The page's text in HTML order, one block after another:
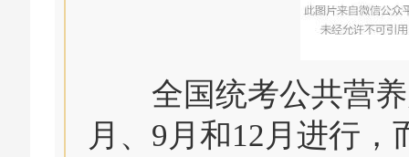
全国统考公共营养
月、9月和12月进行